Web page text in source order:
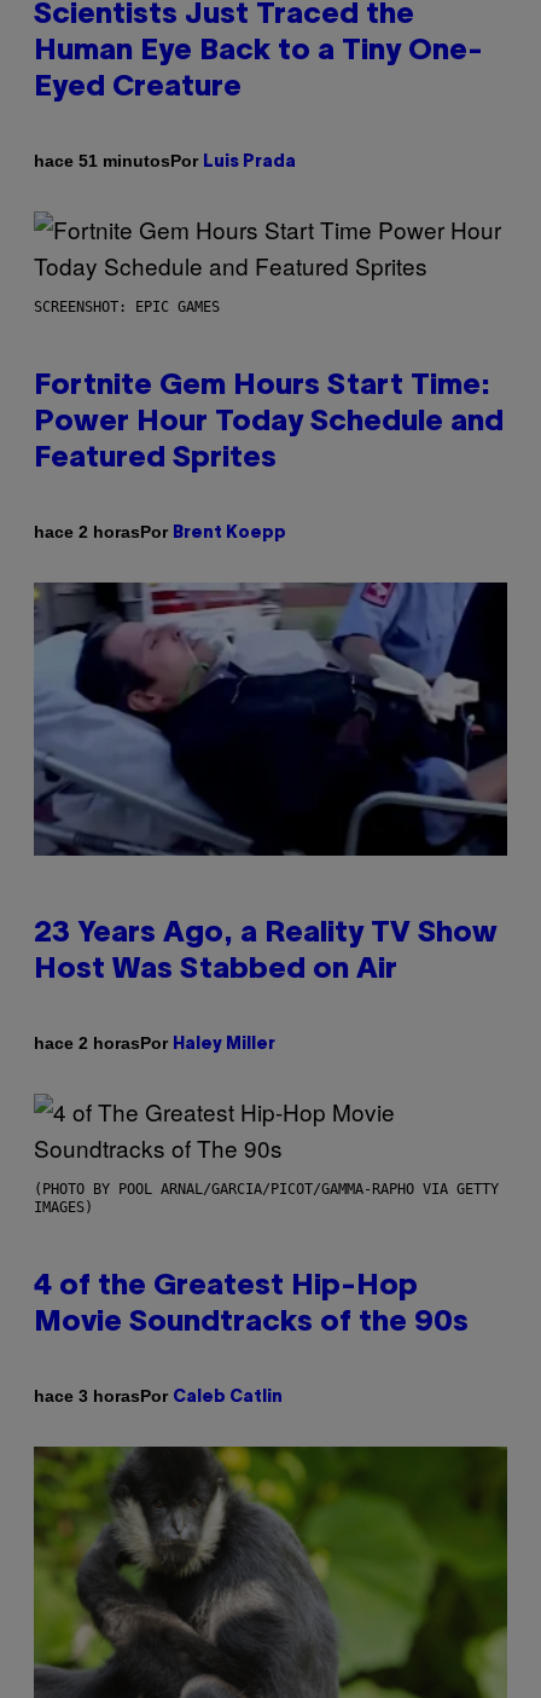
Scientists Just Traced the
Human Eye Back to a Tiny One-
Eyed Creature
hace 51 minutosPor Luis Prada
SCREENSHOT: EPIC GAMES
Fortnite Gem Hours Start Time:
Power Hour Today Schedule and
Featured Sprites
hace 2 horasPor Brent Koepp
23 Years Ago, a Reality TV Show
Host Was Stabbed on Air
hace 2 horasPor Haley Miller
(PHOTO BY POOL ARNAL/GARCIA/PICOT/GAMMA-RAPHO VIA GETTY
IMAGES)
4 of the Greatest Hip-Hop
Movie Soundtracks of the 90s
hace 3 horasPor Caleb Catlin